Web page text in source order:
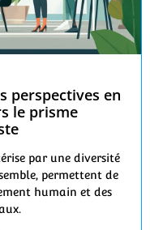
perspectives en
le prisme
par une diversité
permettent de
humain et des